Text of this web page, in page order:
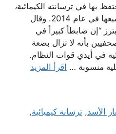
بها في ترسانته الكيمائية،
بعد أن ادعى أنه سلمها جميعها في عام 2014. وقال
“إن ضابطاً كبيراً في
بأنه لا تزال بضعة
في أيدي قوات النظام.
منسوبة … اقرأ المزيد
الأسد,ترسانة كيميائية,